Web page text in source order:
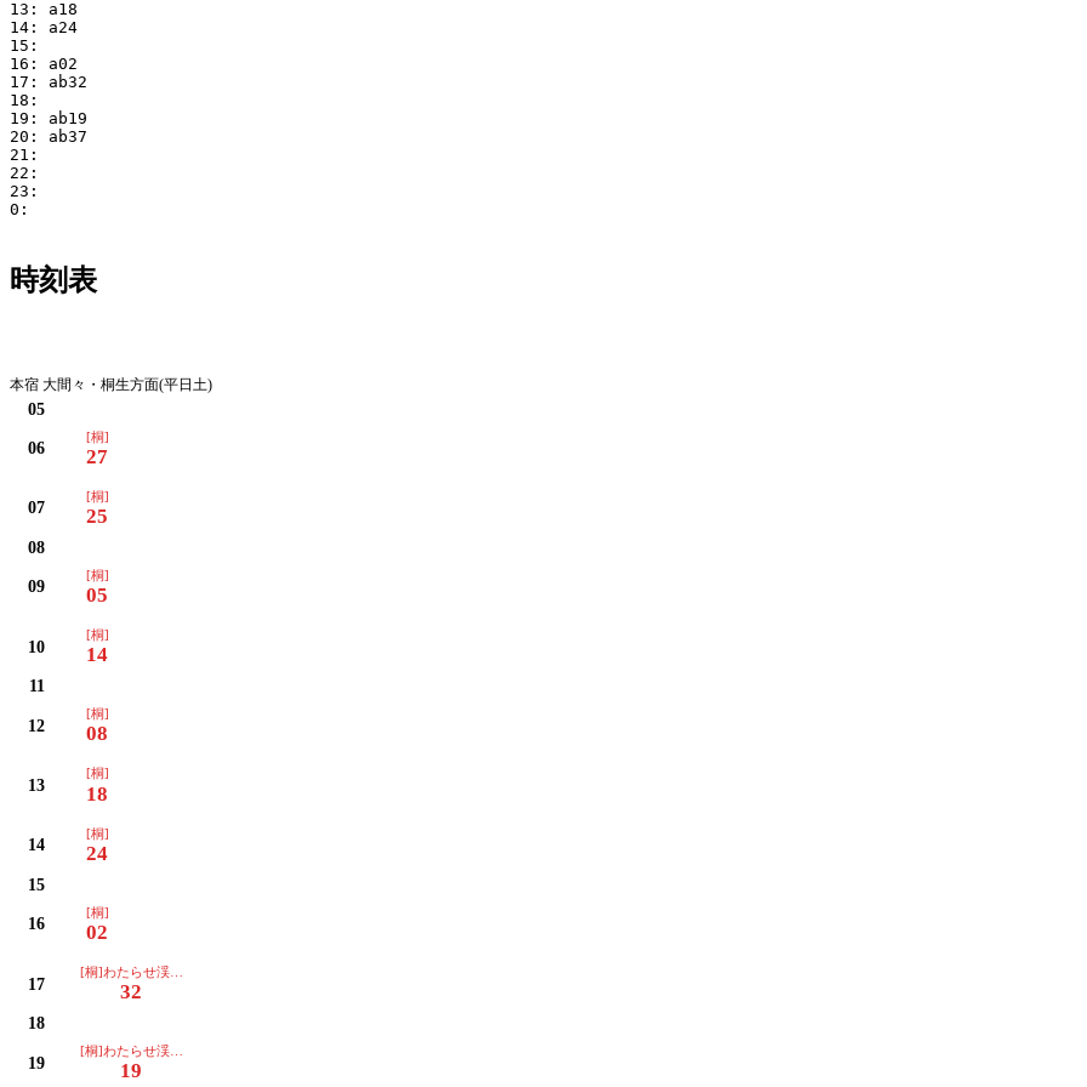
13: a18
14: a24
15:
16: a02
17: ab32
18:
19: ab19
20: ab37
21:
22:
23:
0:
時刻表
本宿 大間々・桐生方面(平日土)
05
06
[桐]
27
07
[桐]
25
08
09
[桐]
05
10
[桐]
14
11
12
[桐]
08
13
[桐]
18
14
[桐]
24
15
16
[桐]
02
17
[桐]わたらせ渓谷イルミネーション
32
18
19
[桐]わたらせ渓谷イルミネーション
19